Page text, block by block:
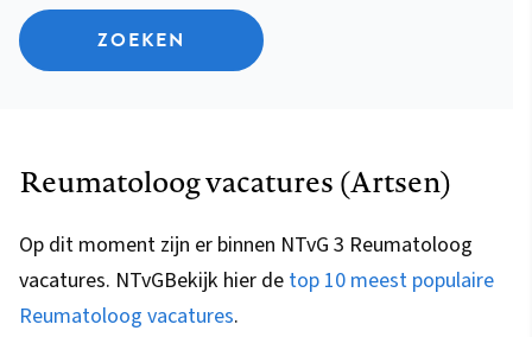
ZOEKEN
Reumatoloog vacatures (Artsen)
Op dit moment zijn er binnen NTvG 3 Reumatoloog
vacatures. NTvGBekijk hier de top 10 meest populaire
Reumatoloog vacatures.